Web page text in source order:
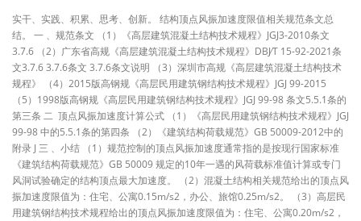
实干、实践、积累、思考、创新。 结构顶点风振加速度限值相关规范条文总
结。 一 、规范条文 （1）《高层建筑混凝土结构技术规程》JGJ3-2010条文
3.7.6 （2）广东省高规《高层建筑混凝土结构技术规程》DBJ∕T 15-92-2021条
文3.7.6 3.7.6条文 3.7.6条文说明 （3）深圳市高规《高层建筑混凝土结构技术
规程》 （4）2015版高钢规《高层民用建筑钢结构技术规程》JGJ 99-2015
（5）1998版高钢规《高层民用建筑钢结构技术规程》JGJ 99-98 条文5.5.1条的
第三条 二 顶点风振加速度计算公式 （1）《高层民用建筑钢结构技术规程》JGJ
99-98 中的5.5.1条的第四条 （2）《建筑结构荷载规范》GB 50009-2012中的
附录 J 三 、小结 （1）规范控制的顶点风振加速度通常指的是按现行国家标准
《建筑结构荷载规范》GB 50009 规定的10年一遇的风荷载标准值计算或专门
风洞试验确定的结构顶点最大加速度。 （2）混凝土结构相关规范给出的顶点风
振加速度限值为：住宅、公寓0.15m/s2，办公、旅馆0.25m/s2。 （3）高层民
用建筑钢结构技术规程给出的顶点风振加速度限值为：住宅、公寓0.20m/s2，